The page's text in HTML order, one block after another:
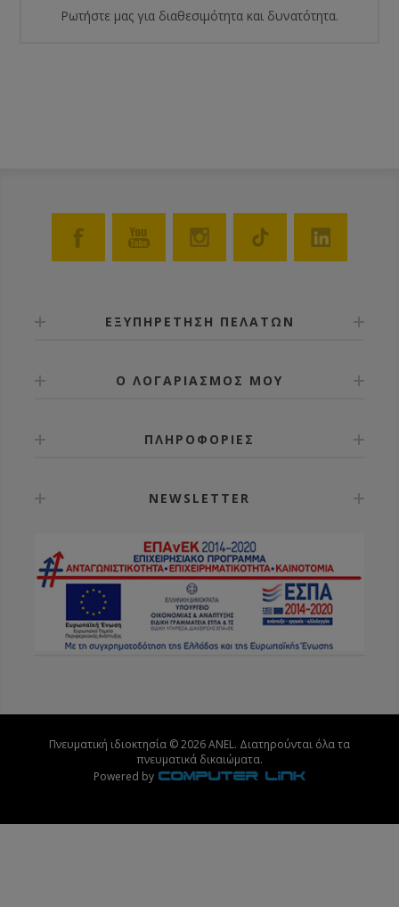
Ρωτήστε μας για διαθεσιμότητα και δυνατότητα.
ΕΞΥΠΗΡΕΤΗΣΗ ΠΕΛΑΤΩΝ
Ο ΛΟΓΑΡΙΑΣΜΟΣ ΜΟΥ
ΠΛΗΡΟΦΟΡΙΕΣ
NEWSLETTER
Πνευματική ιδιοκτησία © 2026 ANEL. Διατηρούνται όλα τα
πνευματικά δικαιώματα.
Powered by